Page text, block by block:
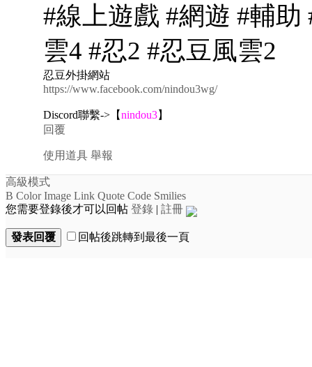
#線上遊戲 #網遊 #輔
雲4 #忍2 #忍豆風雲2
忍豆外掛網站
https://www.facebook.com/nindou3wg/
Discord聯繫->【nindou3】
回覆
使用道具 舉報
高級模式
B Color Image Link Quote Code Smilies
您需要登錄後才可以回帖 登錄 | 註冊
發表回覆 回帖後跳轉到最後一頁